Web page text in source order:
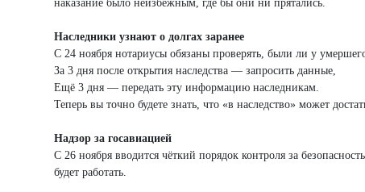
наказание было неизбежным, где бы они ни прятались.
Наследники узнают о долгах заранее
С 24 ноября нотариусы обязаны проверять, были ли у
За 3 дня после открытия наследства — запросить данные,
Ещё 3 дня — передать эту информацию наследникам.
Теперь вы точно будете знать, что «в наследство» может
Надзор за госавиацией
С 26 ноября вводится чёткий порядок контроля за
будет работать.